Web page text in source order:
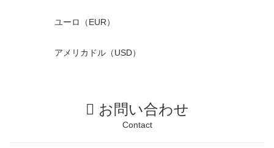
ユーロ（EUR）
アメリカドル（USD）
お問い合わせ
Contact